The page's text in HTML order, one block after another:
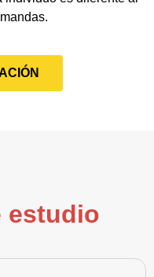
estudio